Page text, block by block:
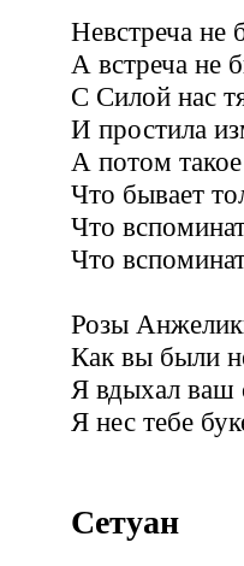
Невстреча не
А встреча не
С Силой нас
И простила
А потом
Что бывает
Что
Что
Розы
Как вы были
Я вдыхал ваш
Я нес тебе
Сетуан